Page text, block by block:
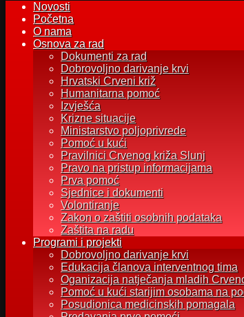
Novosti
Početna
O nama
Osnova za rad
Dokumenti za rad
Dobrovoljno darivanje krvi
Hrvatski Crveni križ
Humanitarna pomoć
Izvješća
Krizne situacije
Ministarstvo poljoprivrede
Pomoć u kući
Pravilnici Crvenog križa Slunj
Pravo na pristup informacijama
Prva pomoć
Sjednice i dokumenti
Volontiranje
Zakon o zaštiti osobnih podataka
Zaštita na radu
Programi i projekti
Dobrovoljno darivanje krvi
Edukacija članova interventnog tima
Oganizacija natječanja mladih
Pomoć u kući starijim osobama na
Posudionica medicinskih pomagala